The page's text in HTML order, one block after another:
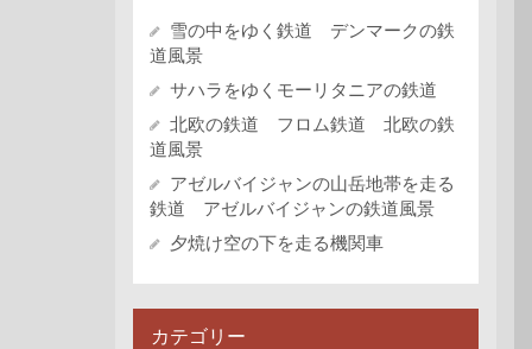
雪の中をゆく鉄道 デンマークの鉄
道風景
サハラをゆくモーリタニアの鉄道
北欧の鉄道 フロム鉄道 北欧の鉄
道風景
アゼルバイジャンの山岳地帯を走る
鉄道 アゼルバイジャンの鉄道風景
夕焼け空の下を走る機関車
カテゴリー